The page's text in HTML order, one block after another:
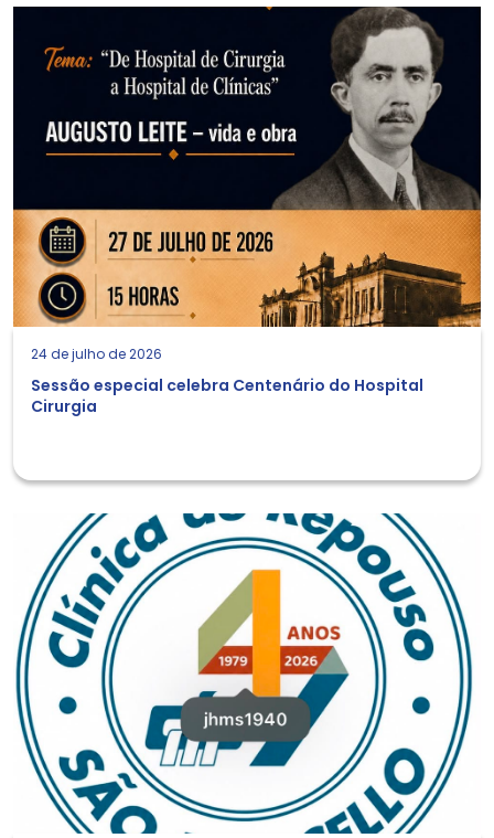
24 de julho de 2026
Sessão especial celebra Centenário do Hospital
Cirurgia